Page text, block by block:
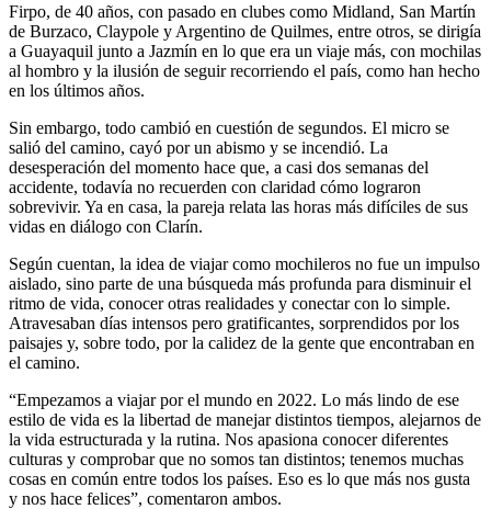
Firpo, de 40 años, con pasado en clubes como Midland, San Martín
de Burzaco, Claypole y Argentino de Quilmes, entre otros, se dirigía
a Guayaquil junto a Jazmín en lo que era un viaje más, con mochilas
al hombro y la ilusión de seguir recorriendo el país, como han hecho
en los últimos años.
Sin embargo, todo cambió en cuestión de segundos. El micro se
salió del camino, cayó por un abismo y se incendió. La
desesperación del momento hace que, a casi dos semanas del
accidente, todavía no recuerden con claridad cómo lograron
sobrevivir. Ya en casa, la pareja relata las horas más difíciles de sus
vidas en diálogo con Clarín.
Según cuentan, la idea de viajar como mochileros no fue un impulso
aislado, sino parte de una búsqueda más profunda para disminuir el
ritmo de vida, conocer otras realidades y conectar con lo simple.
Atravesaban días intensos pero gratificantes, sorprendidos por los
paisajes y, sobre todo, por la calidez de la gente que encontraban en
el camino.
“Empezamos a viajar por el mundo en 2022. Lo más lindo de ese
estilo de vida es la libertad de manejar distintos tiempos, alejarnos de
la vida estructurada y la rutina. Nos apasiona conocer diferentes
culturas y comprobar que no somos tan distintos; tenemos muchas
cosas en común entre todos los países. Eso es lo que más nos gusta
y nos hace felices”, comentaron ambos.